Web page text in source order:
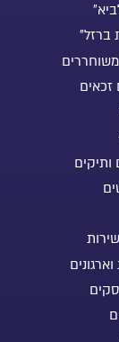
ברזל"
משוחררים
זכאים
ותיקים